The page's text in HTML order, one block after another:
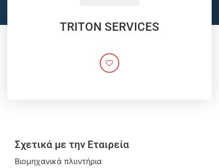
TRITON SERVICES
Σχετικά με την Εταιρεία
Βιομηχανικά πλυντήρια